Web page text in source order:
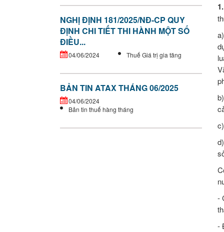
NGHỊ ĐỊNH 181/2025/NĐ-CP QUY
ĐỊNH CHI TIẾT THI HÀNH MỘT SỐ
ĐIỀU...
04/06/2024 Thuế Giá trị gia tăng
BẢN TIN ATAX THÁNG 06/2025
04/06/2024
Bản tin thuế hàng tháng
1.
-
-